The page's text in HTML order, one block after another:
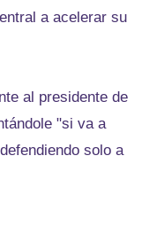
a acelerar su
al presidente de
"si va a
solo a